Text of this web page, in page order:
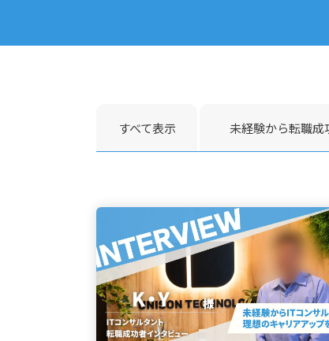
すべて表示 未経験から転職成